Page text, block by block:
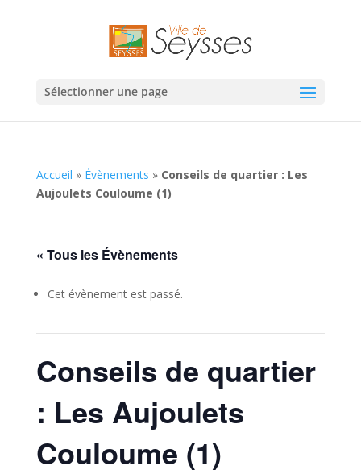
Sélectionner une page
Accueil » Évènements » Conseils de quartier : Les
Aujoulets Couloume (1)
« Tous les Évènements
Cet évènement est passé.
Conseils de quartier
: Les Aujoulets
Couloume (1)